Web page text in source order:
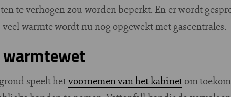
te verhogen zou worden beperkt. En er wordt
warmte wordt nu nog opgewekt met gascentrales.
speelt hetvoornemen van het kabinetom